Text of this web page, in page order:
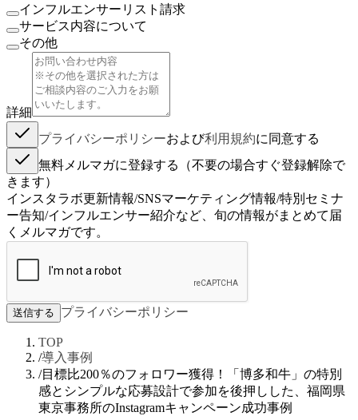
インフルエンサーリスト請求
サービス内容について
その他
詳細
プライバシーポリシーおよび利用規約に同意する
無料メルマガに登録する（不要の場合すぐ登録解除で
きます）
インスタラボ更新情報/SNSマーケティング情報/特別セミナ
ー告知/インフルエンサー紹介など、旬の情報がまとめて届
くメルマガです。
送信する プライバシーポリシー
TOP
/導入事例
/目標比200％のフォロワー獲得！「博多和牛」の特別
感とシンプルな応募設計で参加を後押しした、福岡県
東京事務所のInstagramキャンペーン成功事例